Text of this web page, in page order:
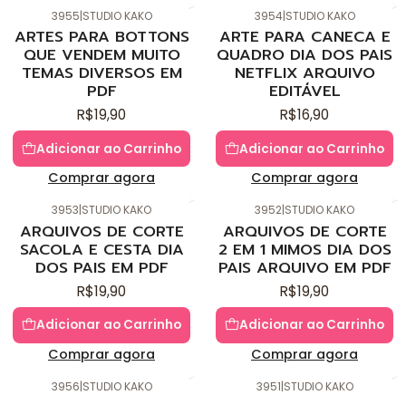
3955|STUDIO KAKO
ARTES PARA BOTTONS
QUE VENDEM MUITO
TEMAS DIVERSOS EM
PDF
R$19,90
Adicionar ao Carrinho
Comprar agora
3954|STUDIO KAKO
ARTE PARA CANECA E
QUADRO DIA DOS PAIS
NETFLIX ARQUIVO
EDITÁVEL
R$16,90
Adicionar ao Carrinho
Comprar agora
3953|STUDIO KAKO
ARQUIVOS DE CORTE
SACOLA E CESTA DIA
DOS PAIS EM PDF
R$19,90
Adicionar ao Carrinho
Comprar agora
3952|STUDIO KAKO
ARQUIVOS DE CORTE
2 EM 1 MIMOS DIA DOS
PAIS ARQUIVO EM PDF
R$19,90
Adicionar ao Carrinho
Comprar agora
3956|STUDIO KAKO 3951|STUDIO KAKO